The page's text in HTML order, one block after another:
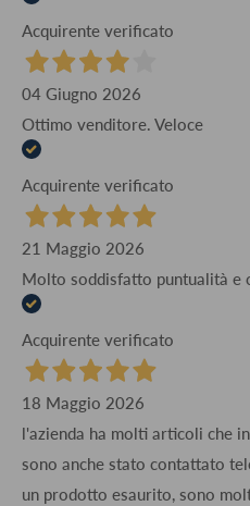
Acquirente verificato
04 Giugno 2026
Ottimo venditore. Veloce
Acquirente verificato
21 Maggio 2026
Molto soddisfatto puntualità e
Acquirente verificato
18 Maggio 2026
l'azienda ha molti articoli che
sono anche stato contattato
un prodotto esaurito, sono